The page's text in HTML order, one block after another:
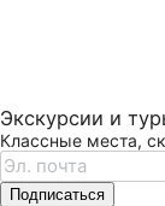
Экскурсии и
Классные места,
Подписаться